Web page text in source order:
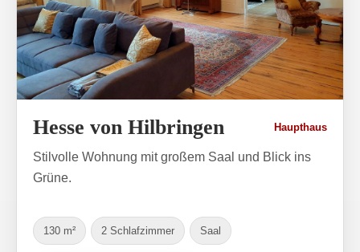
Hesse von Hilbringen Haupthaus
Stilvolle Wohnung mit großem Saal und Blick ins
Grüne.
130 m² 2 Schlafzimmer Saal